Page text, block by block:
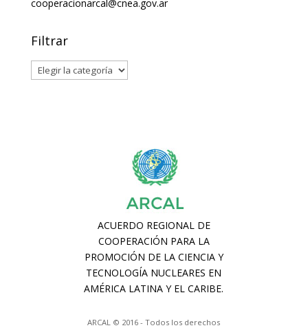
cooperacionarcal@cnea.gov.ar
Filtrar
Filtrar
ARCAL © 2016 - Todos los derechos